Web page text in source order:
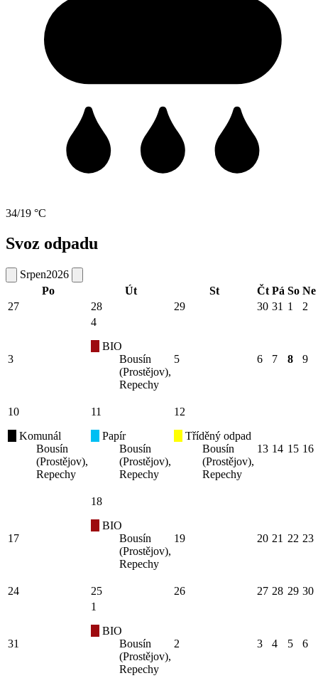
34/19 °C
Svoz odpadu
Srpen2026
Po
Út St Čt Pá So Ne
27
28 29 30 31 1 2
3
4
BIO
Bousín
(Prostějov),
Repechy
5 6 7 8 9
10
Komunál
Bousín
(Prostějov),
Repechy
11
Papír
Bousín
(Prostějov),
Repechy
12
Tříděný odpad
Bousín
(Prostějov),
Repechy
13 14 15 16
17
18
BIO
Bousín
(Prostějov),
Repechy
19 20 21 22 23
24 25 26 27 28 29 30
31
1
BIO
Bousín
(Prostějov),
Repechy
2 3 4 5 6